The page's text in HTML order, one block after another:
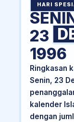
HARI
23
1996
Ringkasan
Senin, 23
kalender
dengan